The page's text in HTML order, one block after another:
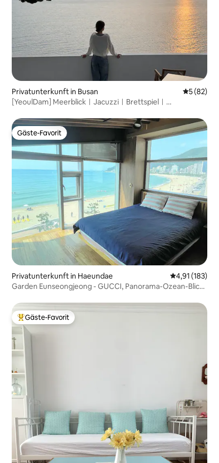
Privatunterkunft in Busan
5 (82)
[YeoulDam] MeerblickㅣJacuzziㅣBrettspielㅣ
Gäste-Favorit
Gäste-Favorit
Privatunterkunft in Haeundae
4,91 (183)
Garden Eunseongjeong - GUCCI, Panorama-Ozean-Blick,
Grillterrasse
Beliebter Gäste-Favorit.
Gäste-Favorit